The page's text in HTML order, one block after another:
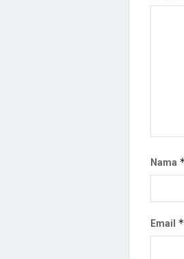
Nama
Email *